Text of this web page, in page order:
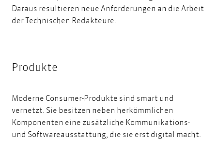
Daraus resultieren neue Anforderungen an die Arbeit
der Technischen Redakteure.
Produkte
Moderne Consumer-Produkte sind smart und
vernetzt. Sie besitzen neben herkömmlichen
Komponenten eine zusätzliche Kommunikations-
und Softwareausstattung, die sie erst digital macht.